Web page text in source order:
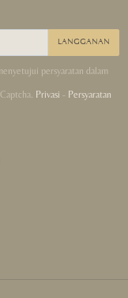
LANGGANAN
persyaratan dalam
Privasi - Persyaratan